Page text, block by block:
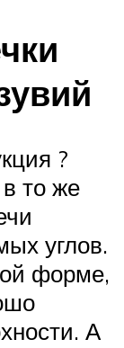
?
то же
углов.
форме,
А